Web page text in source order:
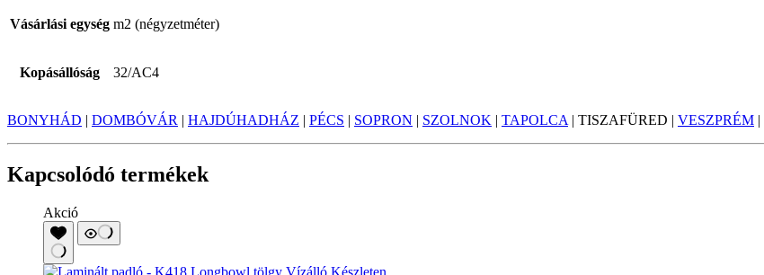
Vásárlási egység m2 (négyzetméter)
Kopásállóság 32/AC4
BONYHÁD | DOMBÓVÁR | HAJDÚHADHÁZ | PÉCS | SOPRON | SZOLNOK | TAPOLCA | TISZAFÜRED | VESZPRÉM |
Kapcsolódó termékek
Akció